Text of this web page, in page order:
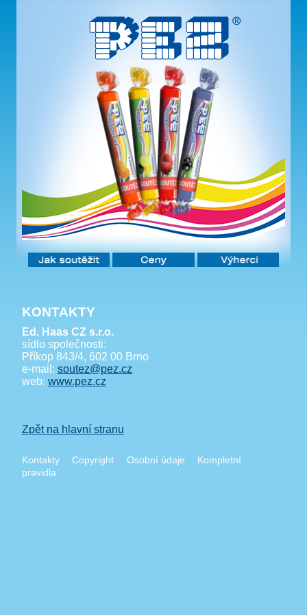
KONTAKTY
Ed. Haas CZ s.r.o.
sídlo společnosti:
Příkop 843/4, 602 00 Brno
e-mail: soutez@pez.cz
web: www.pez.cz
Zpět na hlavní stranu
Kontakty Copyright Osobní údaje
Kompletní
pravidla